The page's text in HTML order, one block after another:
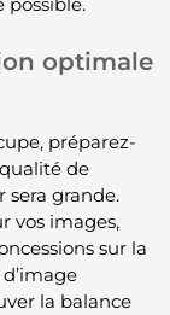
optimale
préparez-
de
sera grande.
vos images,
sur la
la balance